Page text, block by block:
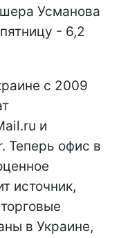
Усманова
- 6,2
с 2009
и
Теперь офис в
источник,
в Украине,